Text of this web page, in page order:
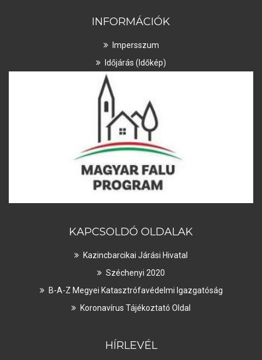
INFORMÁCIÓK
Impersszum
Időjárás (Időkép)
KAPCSOLDÓ OLDALAK
Kazincbarcikai Járási Hivatal
Széchenyi 2020
B-A-Z Megyei Katasztrófavédelmi Igazgatóság
Koronavírus Tájékoztató Oldal
HÍRLEVÉL